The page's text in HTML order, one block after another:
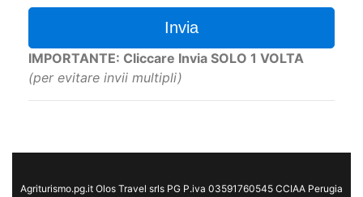
Invia
IMPORTANTE: Cliccare Invia SOLO 1 VOLTA
(per evitare invii multipli)
Agriturismo.pg.it Olos Travel srls PG P.iva 03591760545 CCIAA Perugia